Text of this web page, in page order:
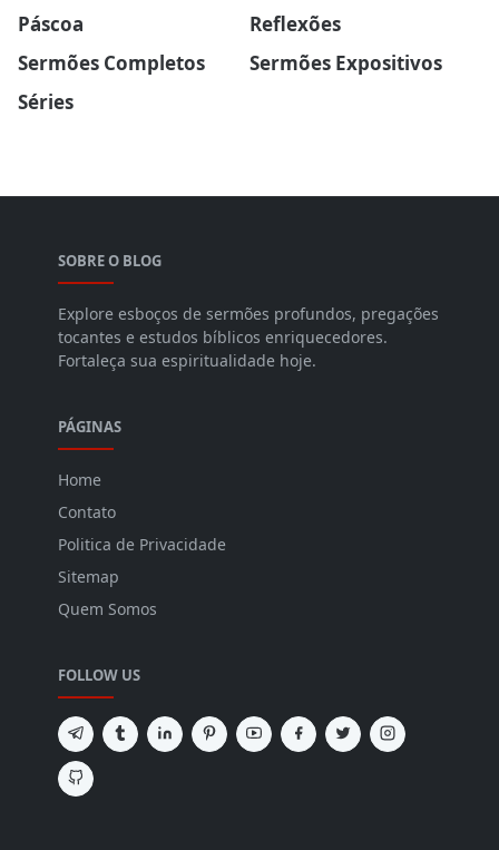
Páscoa
Reflexões
Sermões Completos
Sermões Expositivos
Séries
SOBRE O BLOG
Explore esboços de sermões profundos, pregações
tocantes e estudos bíblicos enriquecedores.
Fortaleça sua espiritualidade hoje.
PÁGINAS
Home
Contato
Politica de Privacidade
Sitemap
Quem Somos
FOLLOW US